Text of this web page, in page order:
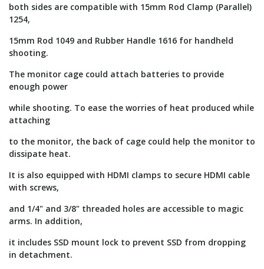
both sides are compatible with 15mm Rod Clamp (Parallel)
1254,
15mm Rod 1049 and Rubber Handle 1616 for handheld
shooting.
The monitor cage could attach batteries to provide
enough power
while shooting. To ease the worries of heat produced while
attaching
to the monitor, the back of cage could help the monitor to
dissipate heat.
It is also equipped with HDMI clamps to secure HDMI cable
with screws,
and 1/4" and 3/8" threaded holes are accessible to magic
arms. In addition,
it includes SSD mount lock to prevent SSD from dropping
in detachment.